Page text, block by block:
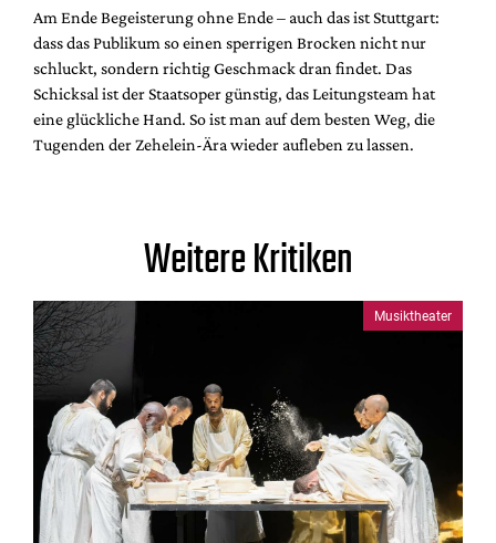
Am Ende Begeisterung ohne Ende – auch das ist Stuttgart:
dass das Publikum so einen sperrigen Brocken nicht nur
schluckt, sondern richtig Geschmack dran findet. Das
Schicksal ist der Staatsoper günstig, das Leitungsteam hat
eine glückliche Hand. So ist man auf dem besten Weg, die
Tugenden der Zehelein-Ära wieder aufleben zu lassen.
Weitere Kritiken
Musiktheater